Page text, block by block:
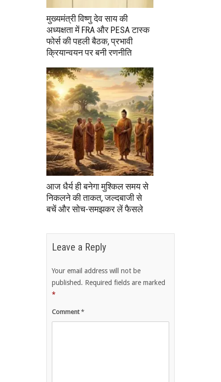
मुख्यमंत्री विष्णु देव साय की
अध्यक्षता में FRA और PESA टास्क
फोर्स की पहली बैठक, प्रभावी
क्रियान्वयन पर बनी रणनीति
आज धैर्य ही बनेगा मुश्किल समय से
निकलने की ताकत, जल्दबाजी से
बचें और सोच-समझकर लें फैसले
Leave a Reply
Your email address will not be
published. Required fields are marked
*
Comment*